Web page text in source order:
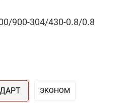
900-304/430-0.8/0.8
ЭКОНОМ